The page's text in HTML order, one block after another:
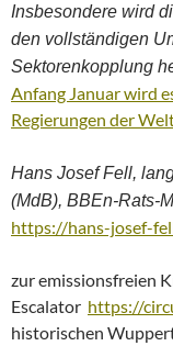
Insbesondere wird
den vollständigen
Sektorenkopplung
Anfang Januar wird
Regierungen der
Hans Josef Fell,
(MdB), BBEn-Rats-
https://hans-josef-
zur emissionsfreien
Escalator https://
historischen